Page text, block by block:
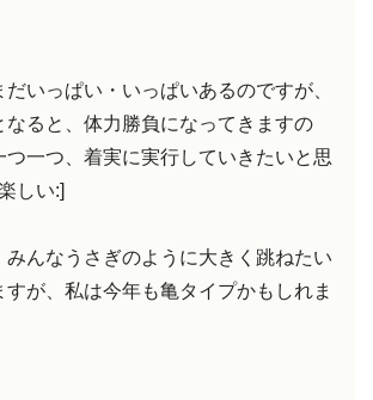
いっぱい・いっぱいあるのですが、
なると、体力勝負になってきますの
つ一つ、着実に実行していきたいと思
しい:]
みんなうさぎのように大きく跳ねたい
すが、私は今年も亀タイプかもしれま